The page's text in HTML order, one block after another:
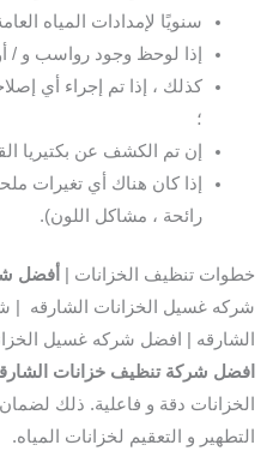
سنويًا لإمدادات المياه
إذا لوحظ وجود رواسب و /
كذلك ، إذا تم إجراء أي
؛
إن تم الكشف عن بكتيريا
إذا كان هناك أي تغيرات
رائحة ، مشاكل اللون).
خطوات تنظيف الخزانات | أفضل
شركه غسيل الخزانات الشارقه |
الشارقه | افضل شركه غسيل
افضل شركة تنظيف خزانات
الخزانات دقة و فاعلية. ذلك
التطهير و التعقيم لخزانات المياه.